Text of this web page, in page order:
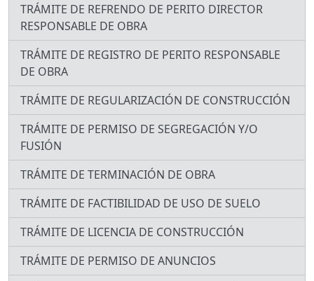
TRÁMITE DE REFRENDO DE PERITO DIRECTOR
RESPONSABLE DE OBRA
TRÁMITE DE REGISTRO DE PERITO RESPONSABLE
DE OBRA
TRÁMITE DE REGULARIZACIÓN DE CONSTRUCCIÓN
TRÁMITE DE PERMISO DE SEGREGACIÓN Y/O
FUSIÓN
TRÁMITE DE TERMINACIÓN DE OBRA
TRÁMITE DE FACTIBILIDAD DE USO DE SUELO
TRÁMITE DE LICENCIA DE CONSTRUCCIÓN
TRÁMITE DE PERMISO DE ANUNCIOS